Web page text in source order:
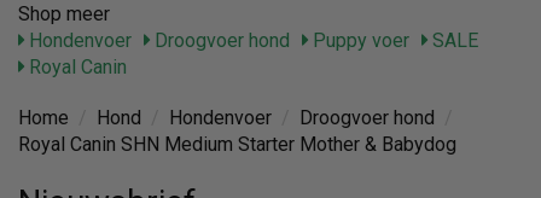
Shop meer
Hondenvoer
Droogvoer hond Puppy voer
SALE
Royal Canin
Home Hond Hondenvoer Droogvoer hond
Royal Canin SHN Medium Starter Mother & Babydog